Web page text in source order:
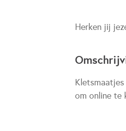
Herken jij
om online te